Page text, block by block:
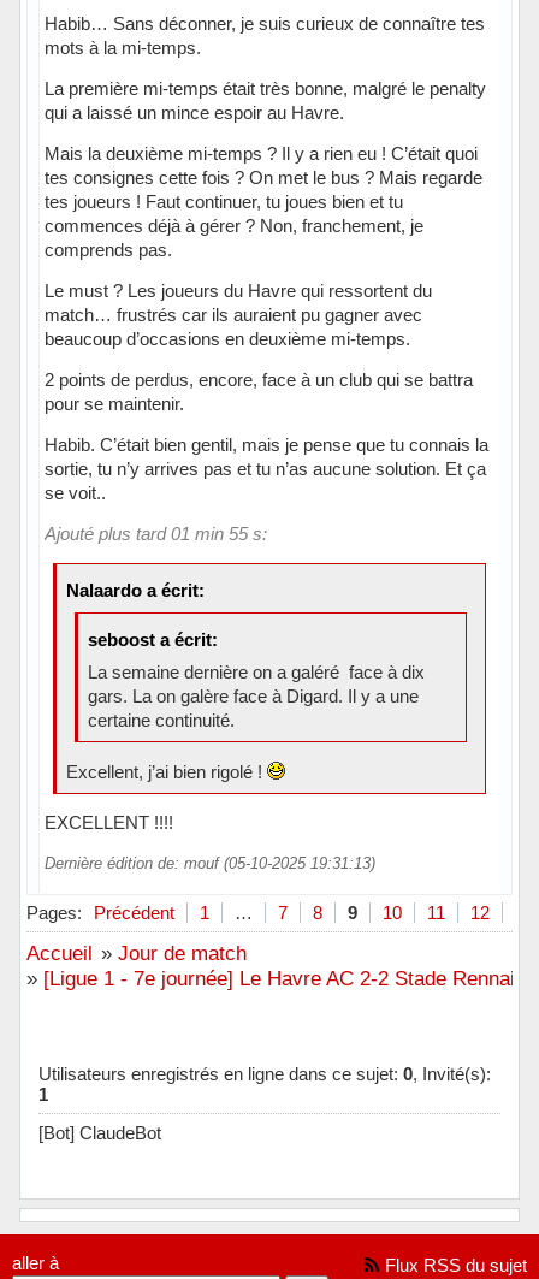
Habib… Sans déconner, je suis curieux de connaître tes
mots à la mi-temps.
La première mi-temps était très bonne, malgré le penalty
qui a laissé un mince espoir au Havre.
Mais la deuxième mi-temps ? Il y a rien eu ! C’était quoi
tes consignes cette fois ? On met le bus ? Mais regarde
tes joueurs ! Faut continuer, tu joues bien et tu
commences déjà à gérer ? Non, franchement, je
comprends pas.
Le must ? Les joueurs du Havre qui ressortent du
match… frustrés car ils auraient pu gagner avec
beaucoup d’occasions en deuxième mi-temps.
2 points de perdus, encore, face à un club qui se battra
pour se maintenir.
Habib. C’était bien gentil, mais je pense que tu connais la
sortie, tu n’y arrives pas et tu n’as aucune solution. Et ça
se voit..
Ajouté plus tard 01 min 55 s:
Nalaardo a écrit:
seboost a écrit:
La semaine dernière on a galéré face à dix
gars. La on galère face à Digard. Il y a une
certaine continuité.
Excellent, j’ai bien rigolé !
EXCELLENT !!!!
Dernière édition de: mouf (05-10-2025 19:31:13)
Hors ligne
Pages: Précédent 1 … 7 8 9 10 11 12
Accueil » Jour de match
» [Ligue 1 - 7e journée] Le Havre AC 2-2 Stade Rennais
Utilisateurs enregistrés en ligne dans ce sujet: 0, Invité(s):
1
[Bot] ClaudeBot
aller à Flux RSS du sujet